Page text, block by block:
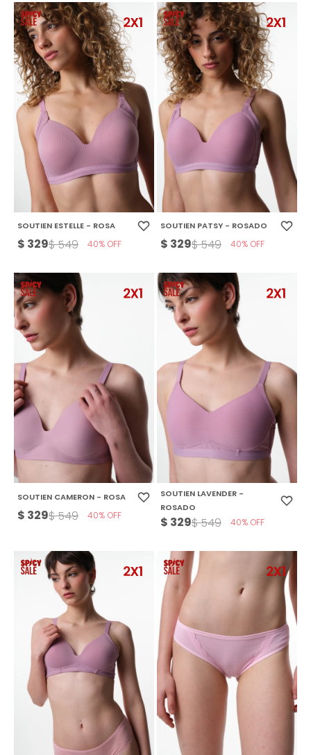
SOUTIEN ESTELLE - ROSA
$ 329$549 40
SOUTIEN PATSY - ROSADO
$ 329$549 40
SOUTIEN CAMERON - ROSA
$ 329$549 40
SOUTIEN LAVENDER -
ROSADO
$ 329$549 40